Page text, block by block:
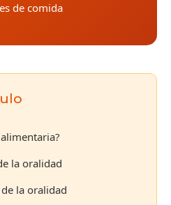
de comida
la oralidad
la oralidad